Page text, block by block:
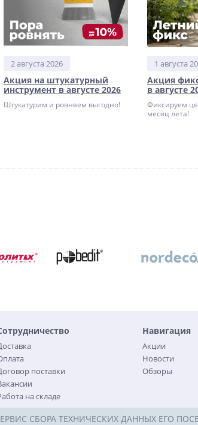
2 августа 2026
Акция на штукатурный
инструмент в августе 2026
Штукатурим и ровняем выгодно!
1 августа
Акция
в августе
Фиксируем
месяц лета!
поставки
на складе
Навигация
Акции
Новости
Обзоры
СБОРА ТЕХНИЧЕСКИХ ДАННЫХ ЕГО